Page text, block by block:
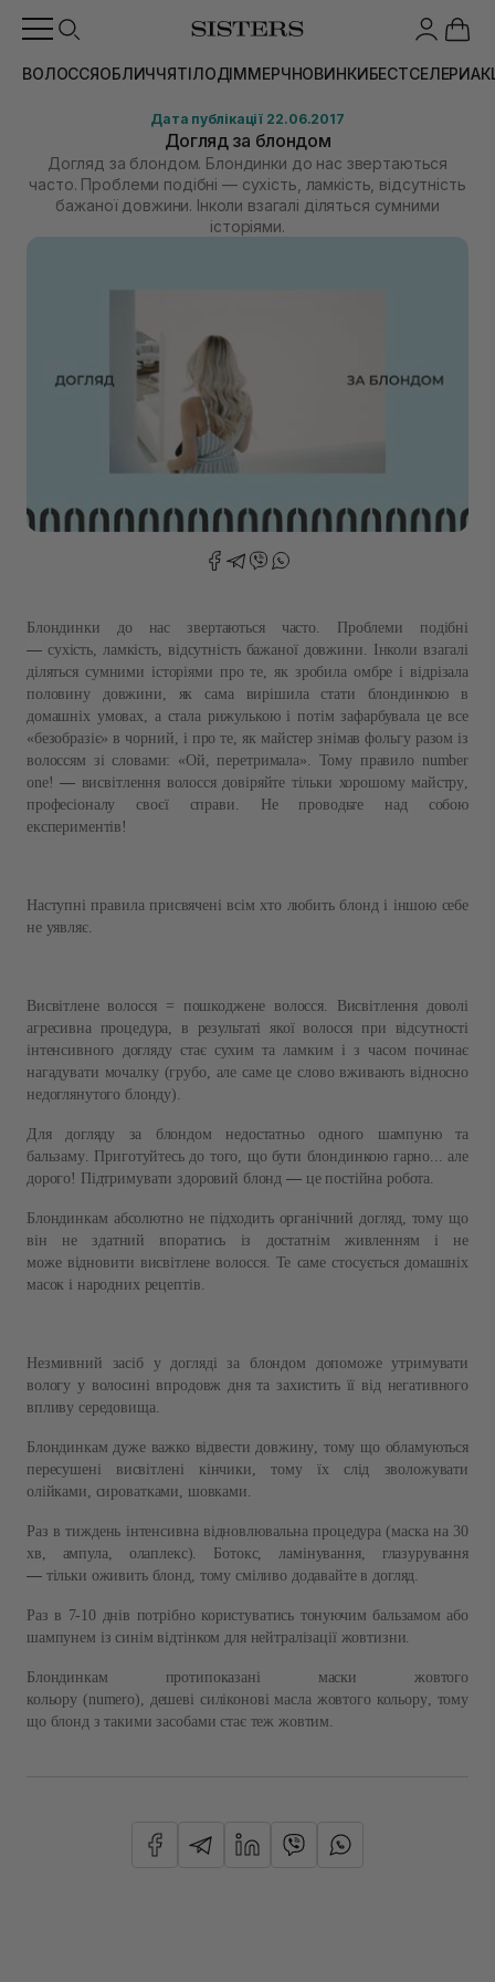
ВОЛОССЯОБЛИЧЧЯТІЛОДІММЕРЧНОВИНКИБЕСТСЕЛЕРИ
Дата публікації 22.06.2017
Догляд за блондом
Догляд за блондом. Блондинки до нас звертаються
часто. Проблеми подібні — сухість, ламкість, відсутність
бажаної довжини. Інколи взагалі діляться сумними
історіями.
Блондинки до нас звертаються часто Проблеми подібні
—сухість ламкість, відсутність бажаної довжини
Інколи взагалі
діляться сумними історіями про те, як зробила омбре і відрізала
половину довжини
як сама вирішила стати блондинкою в
домашніх умовах, а стала рижулькою і потім зафарбувала це все
«безобразіє» в чорний
і про те як майстер знімав фольгу разом із
волоссям зі словами: «Ой перетримала». Тому правило number
onе!—висвітлення волосся довіряйте тільки хорошому майстру
професіоналу своєї справи
Не проводьте над собою
експериментів!
Наступні правила присвячені всім хто любить блонд і іншою себе
не уявляє.
Висвітлене волосся = пошкоджене волосся
Висвітлення доволі
агресивна процедура
в результаті якої волосся при відсутності
інтенсивного догляду стає сухим та ламким і з часом починає
нагадувати мочалку (грубо, але саме це слово вживають відносно
недоглянутого блонду).
Для догляду за блондом недостатньо одного шампуню та
бальзаму. Приготуйтесь до того що бути блондинкою гарно ...але
дорого! Підтримувати здоровий блонд —це постійна робота
Блондинкам абсолютно не підходить органічний догляд
тому що
він не здатний впоратись із достатнім живленням і не
може відновити висвітлене волосся. Те саме стосується домашніх
масок і народних рецептів
Незмивний засіб у догляді за блондом допоможе утримувати
вологу у волосині впродовж дня та захистить її від негативного
впливу середовища.
Блондинкам дуже важко відвести довжину тому що обламуються
пересушені висвітлені кінчики ,тому їх слід зволожувати
олійками сироватками шовками
Раз в тиждень інтенсивна відновлювальна процедура(маска на 30
хв
ампула олаплекс). Ботокс, ламінування, глазурування
—тільки оживить блонд тому сміливо додавайте в догляд
Раз в 7-10 днів потрібно користуватись тонуючим бальзамом або
шампунем із синім відтінком для нейтралізації жовтизни
Блондинкам протипоказані маски жовтого
кольору (numero) дешеві силіконові масла жовтого кольору, тому
що блонд з такими засобами стає теж жовтим